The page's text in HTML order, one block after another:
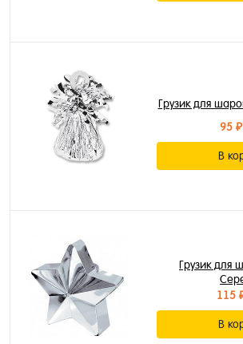
Грузик для
95 ₽
В
Грузик для
115
В